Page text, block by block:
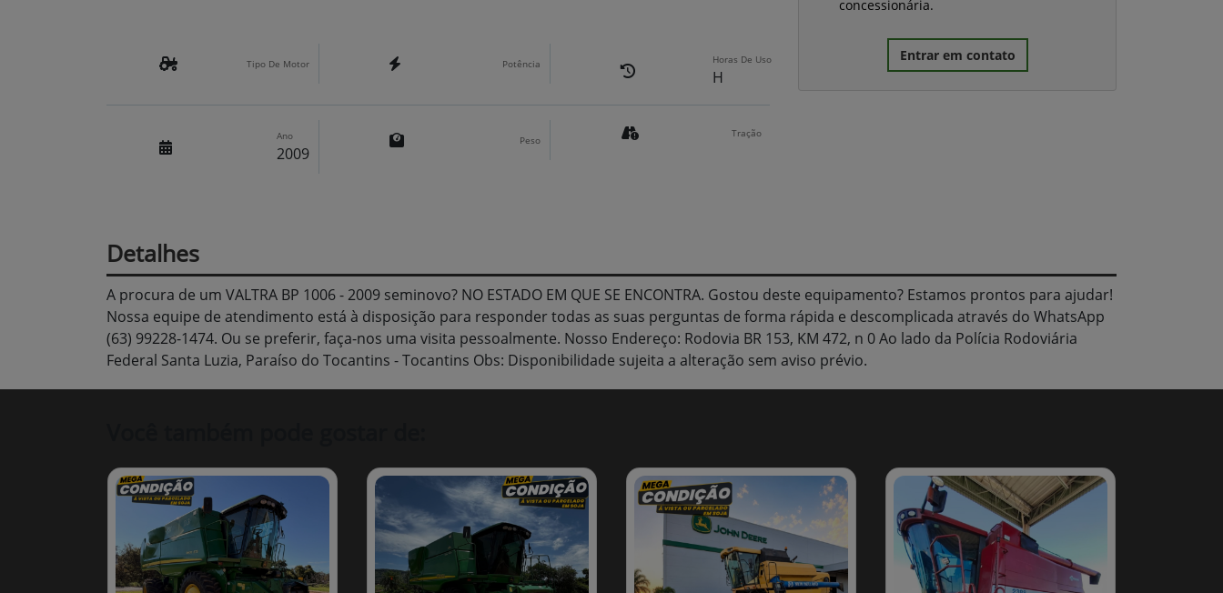
concessionária.
Entrar em contato
Tipo De Motor Potência Horas De Uso
H
Ano
2009
Peso
Tração
Detalhes
A procura de um VALTRA BP 1006 - 2009 seminovo? NO ESTADO EM QUE SE ENCONTRA. Gostou deste equipamento? Estamos prontos para ajudar!
Nossa equipe de atendimento está à disposição para responder todas as suas perguntas de forma rápida e descomplicada através do WhatsApp
(63) 99228-1474. Ou se preferir, faça-nos uma visita pessoalmente. Nosso Endereço: Rodovia BR 153, KM 472, n 0 Ao lado da Polícia Rodoviária
Federal Santa Luzia, Paraíso do Tocantins - Tocantins Obs: Disponibilidade sujeita a alteração sem aviso prévio.